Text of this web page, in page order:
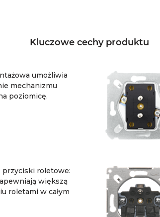
Kluczowe cechy produktu
umożliwia
mechanizmu
poziomicę.
roletowe:
większą
roletami w całym